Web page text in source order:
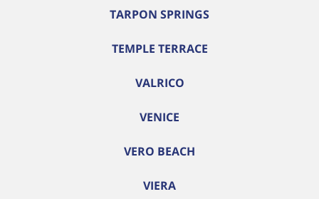
TARPON SPRINGS
TEMPLE TERRACE
VALRICO
VENICE
VERO BEACH
VIERA